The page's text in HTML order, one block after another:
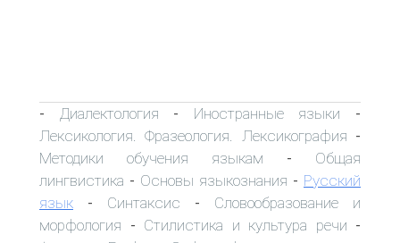
- Диалектология - Иностранные языки -
Лексикология. Фразеология. Лексикография -
Методики обучения языкам - Общая
лингвистика - Основы языкознания - Русский
язык - Синтаксис - Словообразование и
морфология - Стилистика и культура речи -